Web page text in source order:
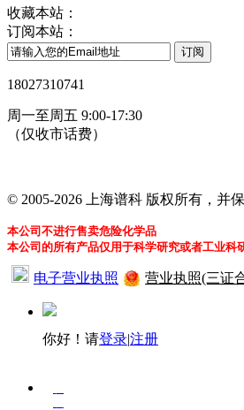
收藏本站：
订阅本站：
18027310741
周一至周五 9:00-17:30
（仅收市话费）
© 2005-2026 上海谱科 版权所有，并
本公司不进行售卖危险化学品
本公司的所有产品仅用于科学研究或者工业科
电子营业执照 营业执照(三证
你好！请登录|注册